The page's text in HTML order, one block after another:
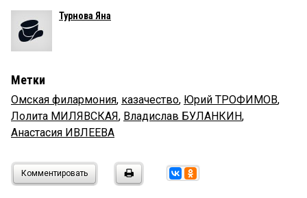
Турнова Яна
Метки
Омская филармония, казачество, Юрий ТРОФИМОВ,
Лолита МИЛЯВСКАЯ, Владислав БУЛАНКИН,
Анастасия ИВЛЕЕВА
Комментировать